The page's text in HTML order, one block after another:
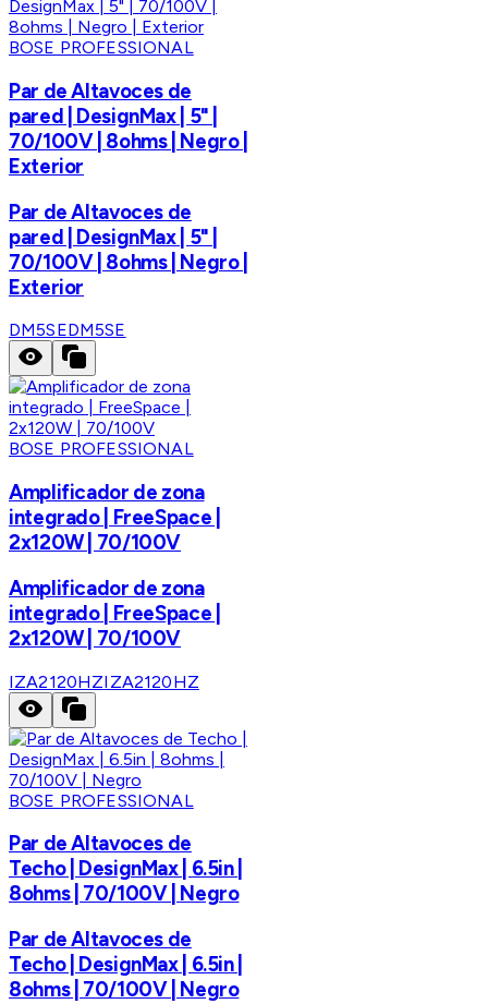
BOSE PROFESSIONAL
Par de Altavoces de
pared | DesignMax | 5" |
70/100V | 8ohms | Negro |
Exterior
Par de Altavoces de
pared | DesignMax | 5" |
70/100V | 8ohms | Negro |
Exterior
DM5SEDM5SE
BOSE PROFESSIONAL
Amplificador de zona
integrado | FreeSpace |
2x120W | 70/100V
Amplificador de zona
integrado | FreeSpace |
2x120W | 70/100V
IZA2120HZIZA2120HZ
BOSE PROFESSIONAL
Par de Altavoces de
Techo | DesignMax | 6.5in |
8ohms | 70/100V | Negro
Par de Altavoces de
Techo | DesignMax | 6.5in |
8ohms | 70/100V | Negro